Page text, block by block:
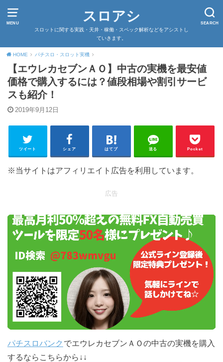
MENU SEARCH
スロアシ
スロットに関する実践・天井・稼働・スペック解析などをアシストし
ていきます。
HOME パチスロ・スロット実機
【エウレカセブンＡＯ】中古の実機を最安値
価格で購入するには？値段相場や割引サービ
スも紹介！
2019年9月12日
ツイート シェア はてブ 送る Pocket
※当サイトはアフィリエイト広告を利用しています。
広告
パチスロバンク でエウレカセブンＡＯの中古の実機を購入
するならこちらから↓↓